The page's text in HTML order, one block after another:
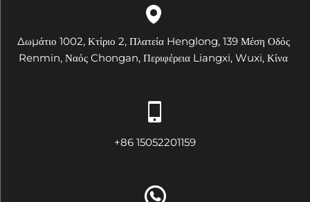
Δωμάτιο 1002, Κτίριο 2, Πλατεία Henglong, 139 Μέση Οδός
Renmin, Ναός Chongan, Περιφέρεια Liangxi, Wuxi, Κίνα
+86 15052201159